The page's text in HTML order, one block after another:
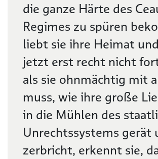
die ganze Härte des
Regimes zu spüren
liebt sie ihre Heimat
jetzt erst recht nicht
als sie ohnmächtig mit
muss, wie ihre große
in die Mühlen des
Unrechtssystems gerät
zerbricht, erkennt sie,